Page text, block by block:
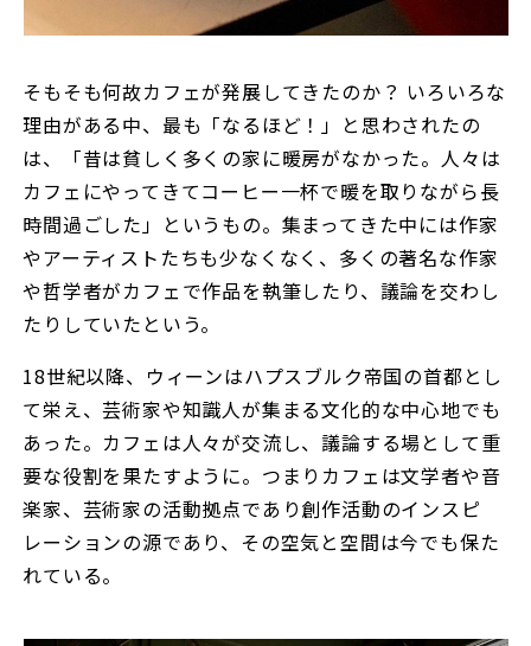
そもそも何故カフェが発展してきたのか？ いろいろな
理由がある中、最も「なるほど！」と思わされたの
は、「昔は貧しく多くの家に暖房がなかった。人々は
カフェにやってきてコーヒー一杯で暖を取りながら長
時間過ごした」というもの。集まってきた中には作家
やアーティストたちも少なくなく、多くの著名な作家
や哲学者がカフェで作品を執筆したり、議論を交わし
たりしていたという。
18世紀以降、ウィーンはハプスブルク帝国の首都とし
て栄え、芸術家や知識人が集まる文化的な中心地でも
あった。カフェは人々が交流し、議論する場として重
要な役割を果たすように。つまりカフェは文学者や音
楽家、芸術家の活動拠点であり創作活動のインスピ
レーションの源であり、その空気と空間は今でも保た
れている。